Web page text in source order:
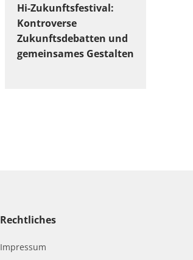
Hi-Zukunftsfestival:
Kontroverse
Zukunftsdebatten und
gemeinsames Gestalten
Rechtliches
Impressum